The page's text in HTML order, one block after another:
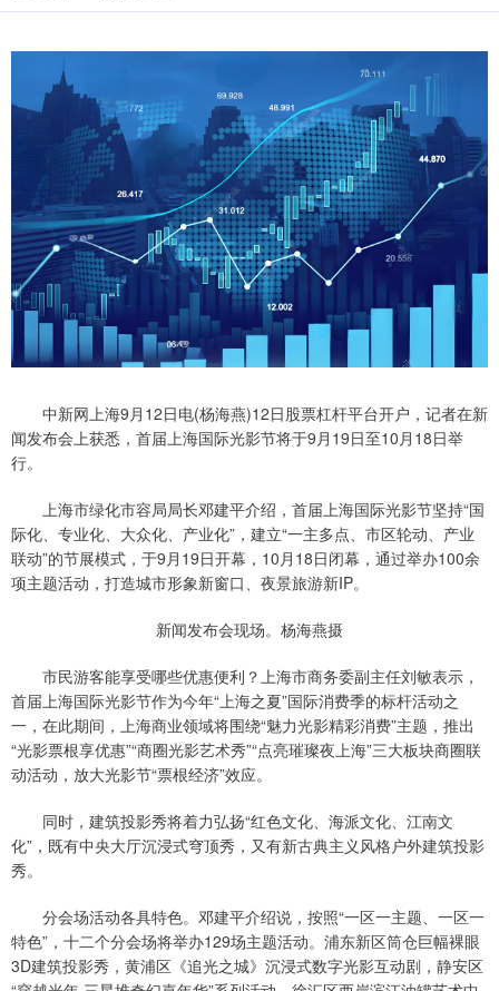
中新网上海9月12日电(杨海燕)12日股票杠杆平台开户，记者在新
闻发布会上获悉，首届上海国际光影节将于9月19日至10月18日举
行。
上海市绿化市容局局长邓建平介绍，首届上海国际光影节坚持“国
际化、专业化、大众化、产业化”，建立“一主多点、市区轮动、产业
联动”的节展模式，于9月19日开幕，10月18日闭幕，通过举办100余
项主题活动，打造城市形象新窗口、夜景旅游新IP。
新闻发布会现场。杨海燕摄
市民游客能享受哪些优惠便利？上海市商务委副主任刘敏表示，
首届上海国际光影节作为今年“上海之夏”国际消费季的标杆活动之
一，在此期间，上海商业领域将围绕“魅力光影精彩消费”主题，推出
“光影票根享优惠”“商圈光影艺术秀”“点亮璀璨夜上海”三大板块商圈联
动活动，放大光影节“票根经济”效应。
同时，建筑投影秀将着力弘扬“红色文化、海派文化、江南文
化”，既有中央大厅沉浸式穹顶秀，又有新古典主义风格户外建筑投影
秀。
分会场活动各具特色。邓建平介绍说，按照“一区一主题、一区一
特色”，十二个分会场将举办129场主题活动。浦东新区筒仓巨幅裸眼
3D建筑投影秀，黄浦区《追光之城》沉浸式数字光影互动剧，静安区